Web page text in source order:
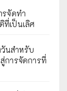
รจัดทำ
เป็นเลิศ
นสำหรับ
การจัดการที่